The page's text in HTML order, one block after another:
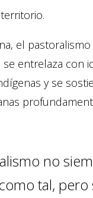
el
entrelaza con
y se
no
tal, pero